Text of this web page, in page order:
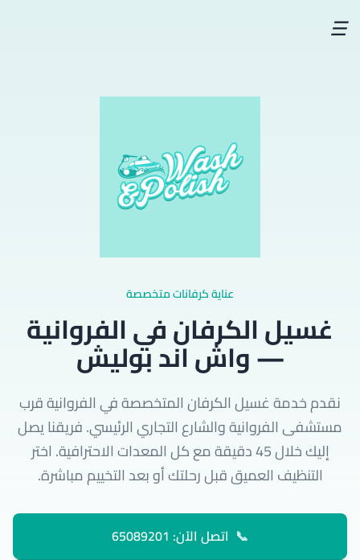
☰
عناية كرفانات متخصصة
غسيل الكرفان في الفروانية
— واش اند بوليش
نقدم خدمة غسيل الكرفان المتخصصة في الفروانية قرب
مستشفى الفروانية والشارع التجاري الرئيسي. فريقنا يصل
إليك خلال 45 دقيقة مع كل المعدات الاحترافية. اختر
التنظيف العميق قبل رحلتك أو بعد التخييم مباشرة.
📞 اتصل الآن: 65089201